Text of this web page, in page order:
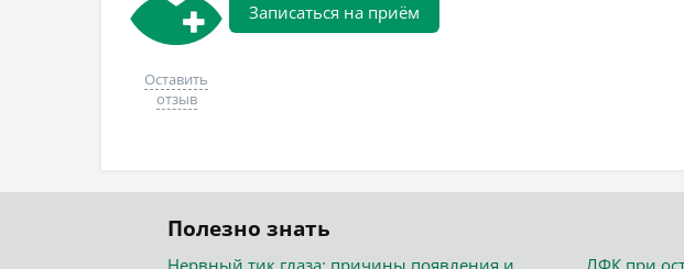
Оставить
отзыв
Записаться на приём
Полезно знать
Нервный тик глаза: причины появления и ЛФК при